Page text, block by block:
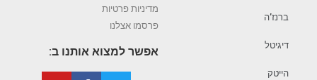
ברנז’ה
דיגיטל
הייטק
מדיניות פרטיות
פרסמו אצלנו
אפשר למצוא אותנו ב: